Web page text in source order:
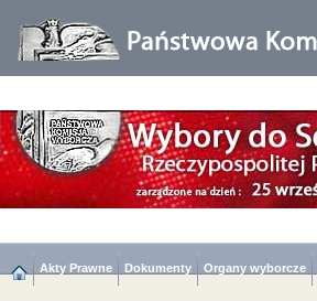
Akty Prawne Dokumenty Organy wyborcze